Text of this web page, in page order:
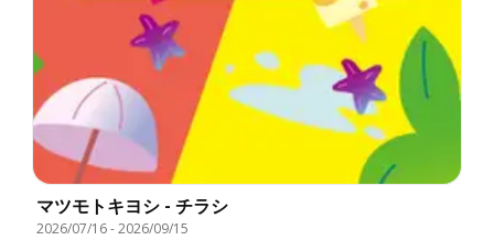
マツモトキヨシ - チラシ
2026/07/16-2026/09/15